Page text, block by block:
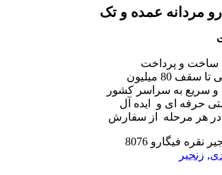
مردانه عمده و تک
ساخت و پرداخت
80 میلیون
و سریع به سراسر کشور
حرفه ای و ایده آل
در هر مرحله از سفارش
نقره فیگارو 8076
, زنجیر